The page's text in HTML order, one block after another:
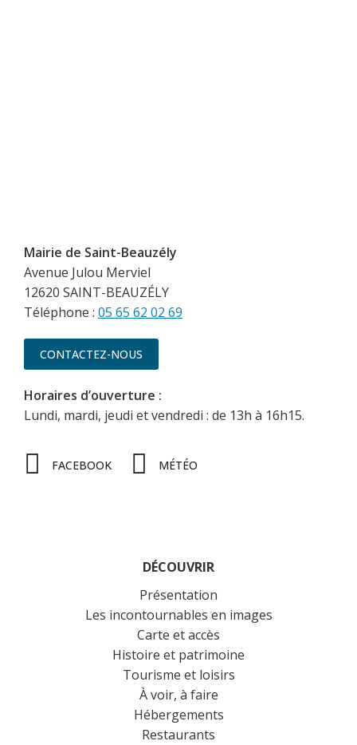
Mairie de Saint-Beauzély
Avenue Julou Merviel
12620 SAINT-BEAUZÉLY
Téléphone : 05 65 62 02 69
CONTACTEZ-NOUS
Horaires d’ouverture :
Lundi, mardi, jeudi et vendredi : de 13h à 16h15.
FACEBOOK MÉTÉO
DÉCOUVRIR
Présentation
Les incontournables en images
Carte et accès
Histoire et patrimoine
Tourisme et loisirs
À voir, à faire
Hébergements
Restaurants